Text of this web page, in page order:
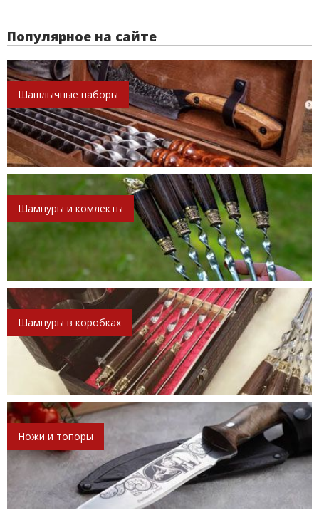
Популярное на сайте
Шашлычные наборы
Шампуры и комлекты
Шампуры в коробках
Ножи и топоры